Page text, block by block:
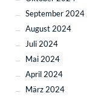
September 2024
August 2024
Juli 2024
Mai 2024
April 2024
März 2024